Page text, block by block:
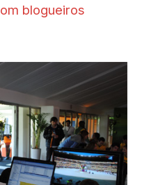
blogueiros